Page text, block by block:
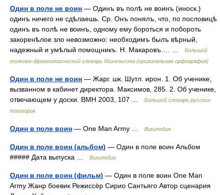
Один в поле не воин — Одинъ въ полѣ не воинъ (иноск.)
одинъ ничего не сдѣлаешь. Ср. Онъ понялъ, что, по пословицѣ
одинъ въ полѣ не воинъ, одному ему бороться и побороть
закоренѣлое зло невозможно: необходимъ былъ вѣрный,
надежный и умѣлый помощникъ. Н. Макаровъ.… …
Большой
толково-фразеологический словарь Михельсона (оригинальная орфография)
Один в поле не воин — Жарг. шк. Шутл. ирон. 1. Об ученике,
вызванном в кабинет директора. Максимов, 285. 2. Об ученике,
отвечающем у доски. ВМН 2003, 107 …
Большой словарь русских
поговорок
Один в поле воин — One Man Army … Википедия
Один в поле воин (альбом) — Один в поле воин Альбом
##### Дата выпуска …
Википедия
Один в поле воин (фильм) — Один в поле воин One Man
Army Жанр боевик Режиссёр Сирио Сантьяго Автор сценария